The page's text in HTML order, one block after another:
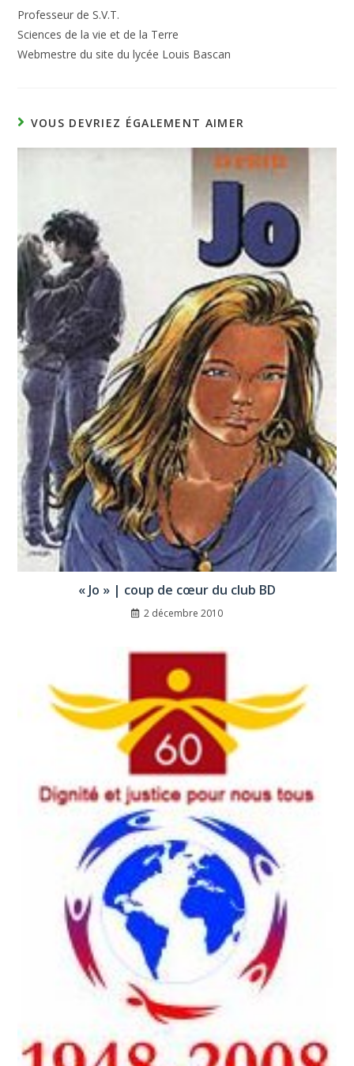
Professeur de S.V.T.
Sciences de la vie et de la Terre
Webmestre du site du lycée Louis Bascan
VOUS DEVRIEZ ÉGALEMENT AIMER
« Jo » | coup de cœur du club BD
2 décembre 2010